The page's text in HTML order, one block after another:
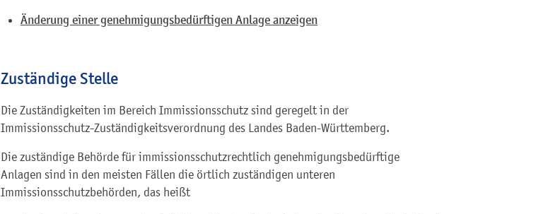
Änderung einer genehmigungsbedürftigen Anlage anzeigen
Zuständige Stelle
Die Zuständigkeiten im Bereich Immissionsschutz sind geregelt in der
Immissionsschutz-Zuständigkeitsverordnung des Landes Baden-Württemberg.
Die zuständige Behörde für immissionsschutzrechtlich genehmigungsbedürftige
Anlagen sind in den meisten Fällen die örtlich zuständigen unteren
Immissionsschutzbehörden, das heißt